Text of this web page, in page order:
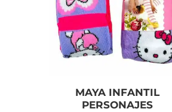
MAYA INFANTIL
PERSONAJES